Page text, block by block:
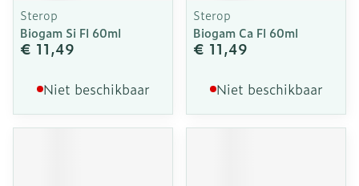
Sterop
Biogam Si Fl 60ml
€ 11,49
Niet beschikbaar
Sterop
Biogam Ca Fl 60ml
€ 11,49
Niet beschikbaar